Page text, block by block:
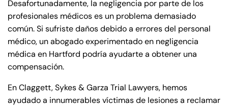
rs
on
al
Inj
ur
y
Desafortunadamente, la negligencia por parte de los
profesionales médicos es un problema demasiado
común. Si sufriste daños debido a errores del personal
médico, un abogado experimentado en negligencia
médica en Hartford podría ayudarte a obtener una
compensación.
En Claggett, Sykes & Garza Trial Lawyers, hemos
ayudado a innumerables víctimas de lesiones a reclamar